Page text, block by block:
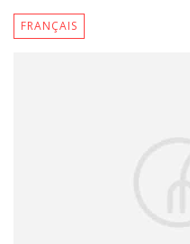
FRANÇAIS